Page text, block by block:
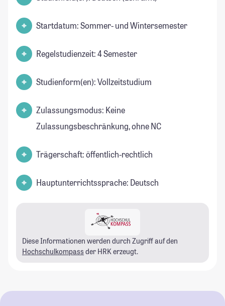
Startdatum: Sommer- und Wintersemester
Regelstudienzeit: 4 Semester
Studienform(en): Vollzeitstudium
Zulassungsmodus: Keine
Zulassungsbeschränkung, ohne NC
Trägerschaft: öffentlich-rechtlich
Hauptunterrichtssprache: Deutsch
Diese Informationen werden durch Zugriff auf den
Hochschulkompass der HRK erzeugt.